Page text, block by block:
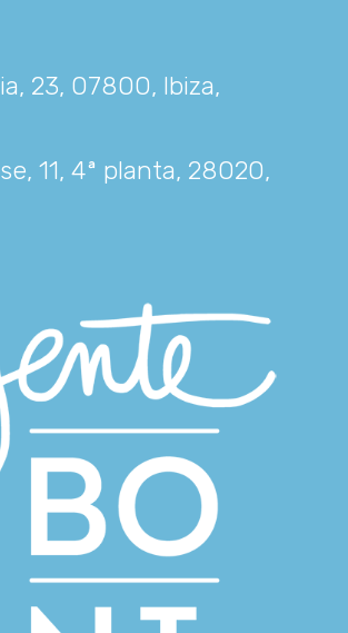
23, 07800, Ibiza,
11, 4ª planta, 28020,